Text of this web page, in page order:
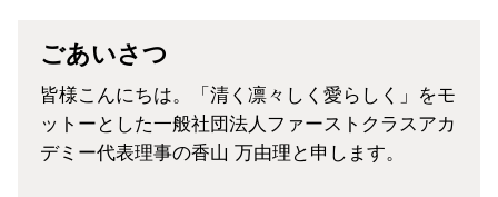
ごあいさつ
皆様こんにちは。「清く凛々しく愛らしく」をモ
ットーとした一般社団法人 ファーストクラスアカ
デミー代表理事の香山 万由理と申します。